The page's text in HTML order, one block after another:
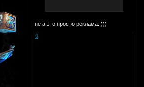
не а.это просто реклама..)))
0